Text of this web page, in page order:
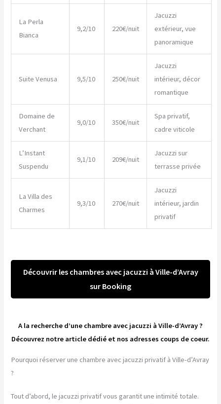
La Perla
Bianca
9,2/10 220€/nuit
Jacuzzi
extérieur, vue
panoramique
Suite Venusa 9,5/10 250€/nuit
Jacuzzi
intérieur, décor
romantique
Domaine de
Verchant
9,0/10 350€/nuit
Spa privatif,
cadre viticole
L’Instant
Suspendu
9,1/10 209€/nuit
Jacuzzi sur
terrasse privée
La Villa des
Charmes
9,3/10 270€/nuit
Jacuzzi
intérieur, jardin
privatif
Découvrir les chambres avec jacuzzi à Ville-d’Avray
sur Booking
A la recherche d’une chambre avec jacuzzi à Ville-d’Avray ?
Découvrez notre article dédié et nos adresses coups de coeur.
Pourquoi réserver une chambre avec jacuzzi privatif à Ville-d’Avray
?
Tout d’abord, le jacuzzi privatif vous garantit une intimité totale.